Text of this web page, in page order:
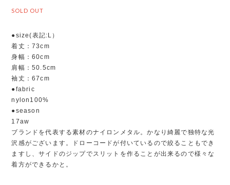
SOLD OUT
●size(表記:L）
着丈：73cm
身幅：60cm
肩幅：50.5cm
袖丈：67cm
●fabric
nylon100%
●season
17aw
ブランドを代表する素材のナイロンメタル。かなり綺麗で独特な光
沢感がございます。ドローコードが付いているので絞ることもでき
ますし、サイドのジップでスリットを作ることが出来るので様々な
着方ができるかと。